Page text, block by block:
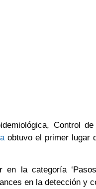
Control
obtuvo el primer lugar
en la categoría
en la detección y